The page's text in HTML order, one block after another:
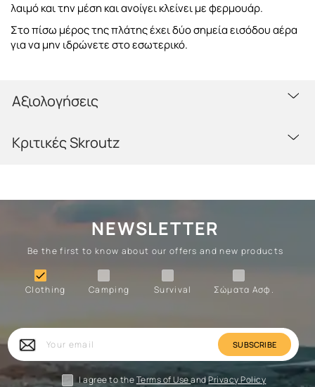
λαιμό και την μέση και ανοίγει κλείνει με φερμουάρ.
Στο πίσω μέρος της πλάτης έχει δύο σημεία εισόδου αέρα
για να μην ιδρώνετε στο εσωτερικό.
Αξιολογήσεις
Κριτικές Skroutz
NEWSLETTER
Be the first to know about our offers and new products
Σώματα Ασφ.
Survival
Camping
Clothing

Clothing
Your
email
I agree to theTerms of UseandPrivacy Policy